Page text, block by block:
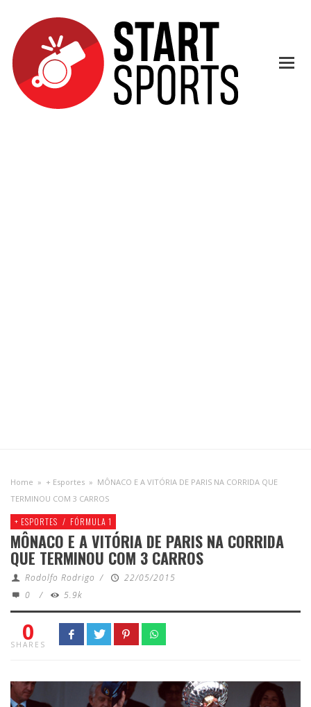
Home » + Esportes » MÔNACO E A VITÓRIA DE PARIS NA CORRIDA QUE
TERMINOU COM 3 CARROS
+ ESPORTES / FÓRMULA 1
MÔNACO E A VITÓRIA DE PARIS NA CORRIDA
QUE TERMINOU COM 3 CARROS
Rodolfo Rodrigo /
22/05/2015
0
/ 5.9k
0
SHARES